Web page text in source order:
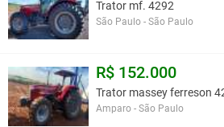
Trator mf. 4292
São Paulo - São Paulo
R$ 152.000
Trator massey ferreson
Amparo - São Paulo